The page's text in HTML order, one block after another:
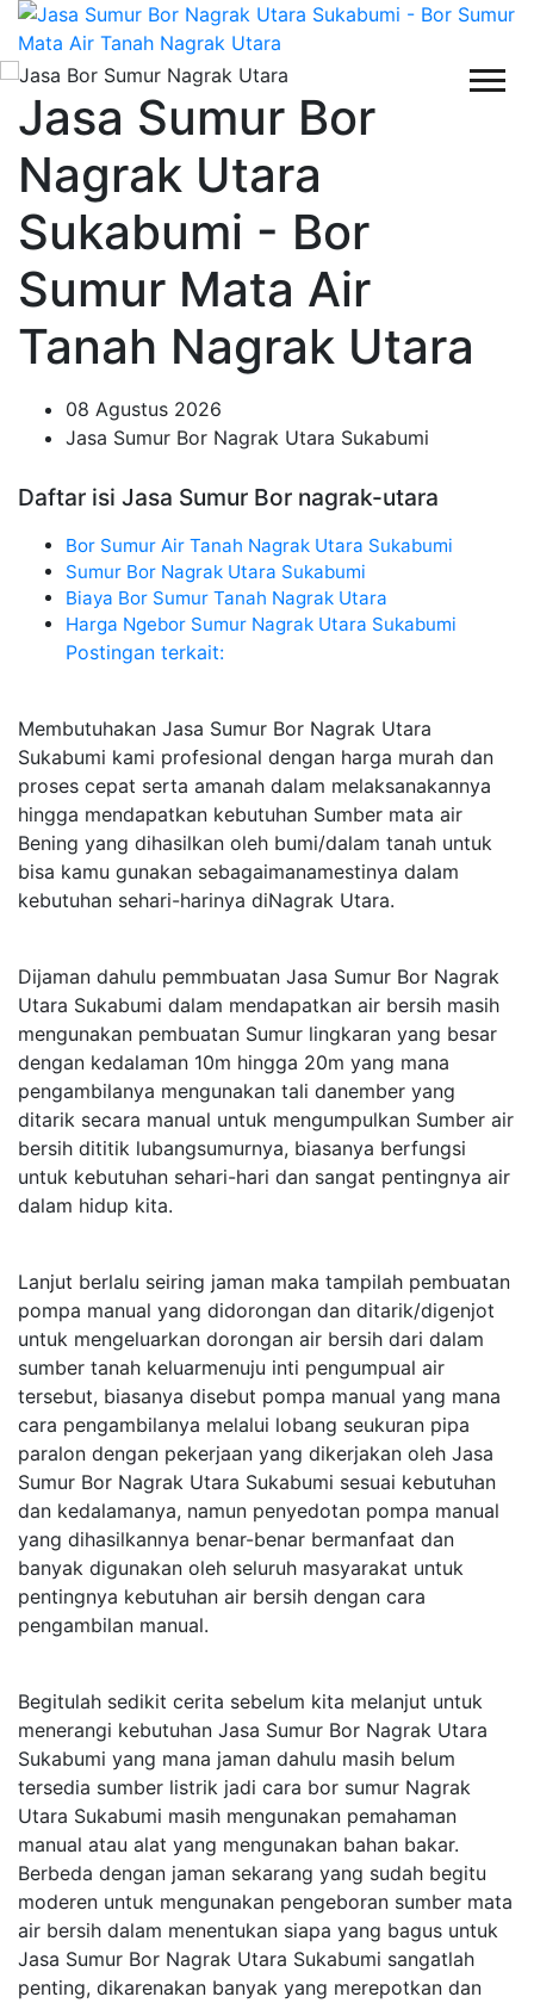
Jasa Sumur Bor
Nagrak Utara
Sukabumi - Bor
Sumur Mata Air
Tanah Nagrak Utara
08 Agustus 2026
Jasa Sumur Bor Nagrak Utara Sukabumi
Daftar isi Jasa Sumur Bor nagrak-utara
Bor Sumur Air Tanah Nagrak Utara Sukabumi
Sumur Bor Nagrak Utara Sukabumi
Biaya Bor Sumur Tanah Nagrak Utara
Harga Ngebor Sumur Nagrak Utara Sukabumi
Postingan terkait:
Membutuhakan Jasa Sumur Bor Nagrak Utara
Sukabumi kami profesional dengan harga murah dan
proses cepat serta amanah dalam melaksanakannya
hingga mendapatkan kebutuhan Sumber mata air
Bening yang dihasilkan oleh bumi/dalam tanah untuk
bisa kamu gunakan sebagaimanamestinya dalam
kebutuhan sehari-harinya diNagrak Utara.
Dijaman dahulu pemmbuatan Jasa Sumur Bor Nagrak
Utara Sukabumi dalam mendapatkan air bersih masih
mengunakan pembuatan Sumur lingkaran yang besar
dengan kedalaman 10m hingga 20m yang mana
pengambilanya mengunakan tali danember yang
ditarik secara manual untuk mengumpulkan Sumber air
bersih dititik lubangsumurnya, biasanya berfungsi
untuk kebutuhan sehari-hari dan sangat pentingnya air
dalam hidup kita.
Lanjut berlalu seiring jaman maka tampilah pembuatan
pompa manual yang didorongan dan ditarik/digenjot
untuk mengeluarkan dorongan air bersih dari dalam
sumber tanah keluarmenuju inti pengumpual air
tersebut, biasanya disebut pompa manual yang mana
cara pengambilanya melalui lobang seukuran pipa
paralon dengan pekerjaan yang dikerjakan oleh Jasa
Sumur Bor Nagrak Utara Sukabumi sesuai kebutuhan
dan kedalamanya, namun penyedotan pompa manual
yang dihasilkannya benar-benar bermanfaat dan
banyak digunakan oleh seluruh masyarakat untuk
pentingnya kebutuhan air bersih dengan cara
pengambilan manual.
Begitulah sedikit cerita sebelum kita melanjut untuk
menerangi kebutuhan Jasa Sumur Bor Nagrak Utara
Sukabumi yang mana jaman dahulu masih belum
tersedia sumber listrik jadi cara bor sumur Nagrak
Utara Sukabumi masih mengunakan pemahaman
manual atau alat yang mengunakan bahan bakar.
Berbeda dengan jaman sekarang yang sudah begitu
moderen untuk mengunakan pengeboran sumber mata
air bersih dalam menentukan siapa yang bagus untuk
Jasa Sumur Bor Nagrak Utara Sukabumi sangatlah
penting, dikarenakan banyak yang merepotkan dan